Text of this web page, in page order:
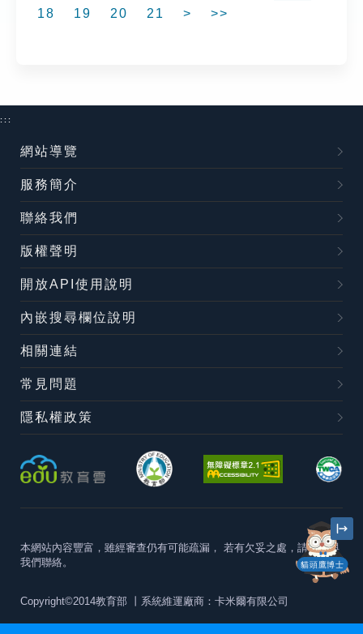
18
19 20 21 > >>
貓頭鷹博士
:::
網站導覽
服務簡介
聯絡我們
版權聲明
開放API使用說明
內嵌搜尋欄位說明
相關連結
常見問題
隱私權政策
本網站內容豐富，雖經審查仍有可能疏漏， 若有欠妥之處，請隨時與
我們聯絡。
Copyright©2014教育部 丨系統維運廠商：卡米爾有限公司